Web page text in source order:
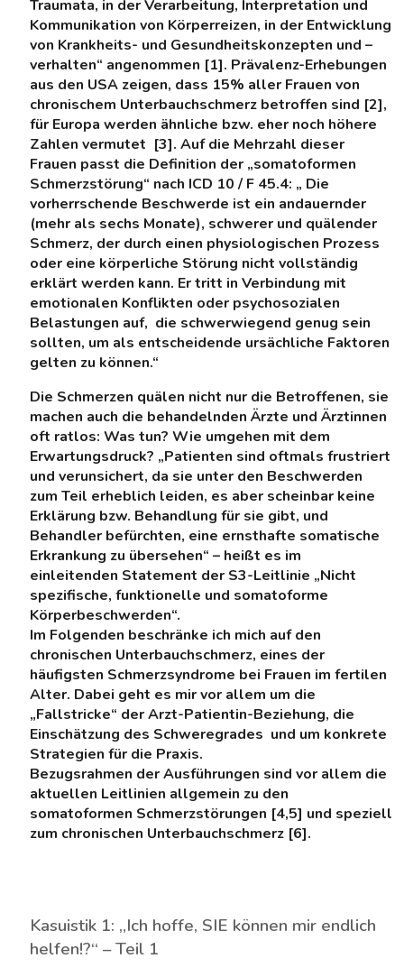
Traumata, in der Verarbeitung, Interpretation und
Kommunikation von Körperreizen, in der Entwicklung
von Krankheits- und Gesundheitskonzepten und –
verhalten“ angenommen [1]. Prävalenz-Erhebungen
aus den USA zeigen, dass 15% aller Frauen von
chronischem Unterbauchschmerz betroffen sind [2],
für Europa werden ähnliche bzw. eher noch höhere
Zahlen vermutet [3]. Auf die Mehrzahl dieser
Frauen passt die Definition der „somatoformen
Schmerzstörung“ nach ICD 10 / F 45.4: „ Die
vorherrschende Beschwerde ist ein andauernder
(mehr als sechs Monate), schwerer und quälender
Schmerz, der durch einen physiologischen Prozess
oder eine körperliche Störung nicht vollständig
erklärt werden kann. Er tritt in Verbindung mit
emotionalen Konflikten oder psychosozialen
Belastungen auf, die schwerwiegend genug sein
sollten, um als entscheidende ursächliche Faktoren
gelten zu können.“
Die Schmerzen quälen nicht nur die Betroffenen, sie
machen auch die behandelnden Ärzte und Ärztinnen
oft ratlos: Was tun? Wie umgehen mit dem
Erwartungsdruck? „Patienten sind oftmals frustriert
und verunsichert, da sie unter den Beschwerden
zum Teil erheblich leiden, es aber scheinbar keine
Erklärung bzw. Behandlung für sie gibt, und
Behandler befürchten, eine ernsthafte somatische
Erkrankung zu übersehen“ – heißt es im
einleitenden Statement der S3-Leitlinie „Nicht
spezifische, funktionelle und somatoforme
Körperbeschwerden“.
Im Folgenden beschränke ich mich auf den
chronischen Unterbauchschmerz, eines der
häufigsten Schmerzsyndrome bei Frauen im fertilen
Alter. Dabei geht es mir vor allem um die
„Fallstricke“ der Arzt-Patientin-Beziehung, die
Einschätzung des Schweregrades und um konkrete
Strategien für die Praxis.
Bezugsrahmen der Ausführungen sind vor allem die
aktuellen Leitlinien allgemein zu den
somatoformen Schmerzstörungen [4,5] und speziell
zum chronischen Unterbauchschmerz [6].
Kasuistik 1: „Ich hoffe, SIE können mir endlich
helfen!?“ – Teil 1